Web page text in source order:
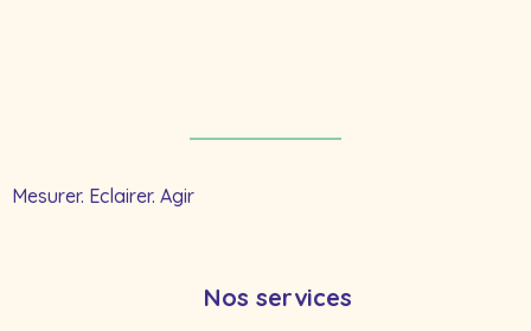
Mesurer. Eclairer. Agir
Nos services